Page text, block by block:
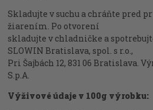
Skladujte v suchu a chráňte pred
žiarením. Po otvorení
skladujte v chladničke a
SLOWIN Bratislava, spol. s r.o.,
Pri Šajbách 12, 831 06 Bratislava.
S.p.A.
Výživové údaje v 100g výrobku: